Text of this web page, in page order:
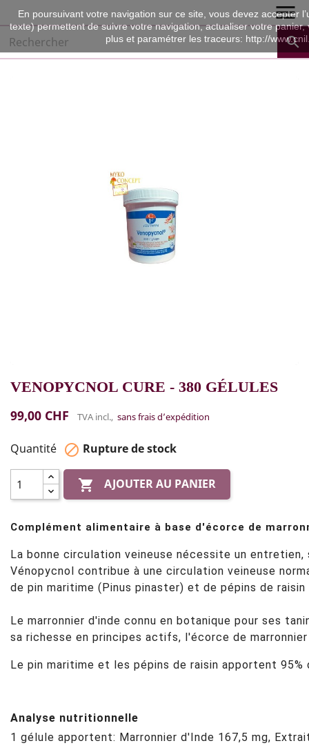


VENOPYCNOL CURE - 380 GÉLULES
99,00 CHF TVA incl., sans frais d’expédition
Quantité  Rupture de stock
 AJOUTER AU PANIER
Complément alimentaire à base d'écorce de
La bonne circulation veineuse nécessite un
Vénopycnol contribue à une circulation veineuse
de pin maritime (Pinus pinaster) et de pépins de
Le marronnier d'inde connu en botanique pour ses
sa richesse en principes actifs, l'écorce de
Le pin maritime et les pépins de raisin apportent 95%
Analyse nutritionnelle
1 gélule apportent: Marronnier d'Inde 167,5 mg,
En poursuivant votre navigation sur ce site, vous devez accepter
texte) permettent de suivre votre navigation, actualiser votre
plus et paramétrer les traceurs: http://